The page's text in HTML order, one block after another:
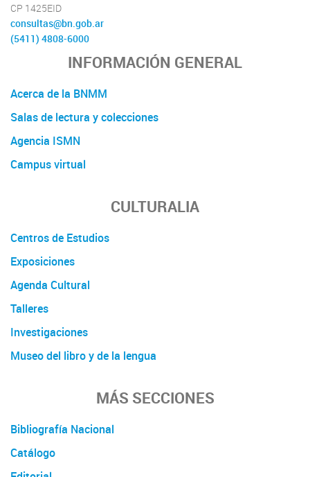
CP 1425EID
consultas@bn.gob.ar
(5411) 4808-6000
INFORMACIÓN GENERAL
Acerca de la BNMM
Salas de lectura y colecciones
Agencia ISMN
Campus virtual
CULTURALIA
Centros de Estudios
Exposiciones
Agenda Cultural
Talleres
Investigaciones
Museo del libro y de la lengua
MÁS SECCIONES
Bibliografía Nacional
Catálogo